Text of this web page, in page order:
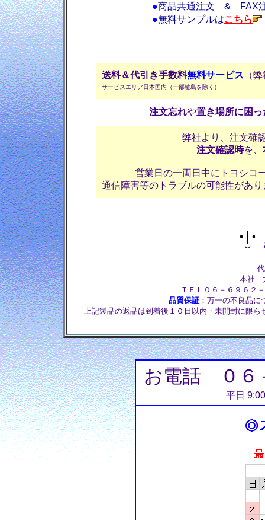
●商品共通注文 & FAX
●無料サンプルはこちら
送料＆代引き手数料無料サービス （
サービスエリア日本国内（一部離島を除く）
注文忘れや置き場所に困っ
弊社より、注文確
注文確認時を、
営業日の一両日中にトヨシコ
通信障害等のトラブルの可能性があ
本社
ＴＥＬ０６－６９６２
品質保証 ：万一の不良品
上記製品の返品は到着後１０日以内・未開封に限
お電話 ０６
平日